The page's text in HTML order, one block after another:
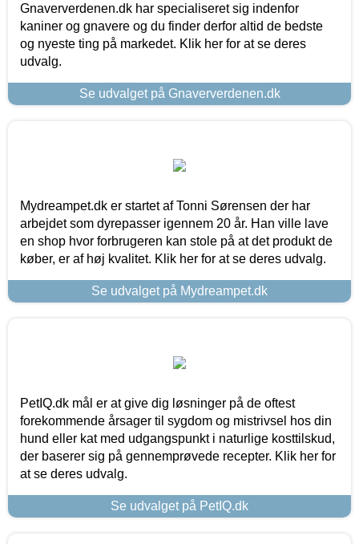
Gnaververdenen.dk har specialiseret sig indenfor
kaniner og gnavere og du finder derfor altid de bedste
og nyeste ting på markedet. Klik her for at se deres
udvalg.
Se udvalget på Gnaververdenen.dk
Mydreampet.dk er startet af Tonni Sørensen der har
arbejdet som dyrepasser igennem 20 år. Han ville lave
en shop hvor forbrugeren kan stole på at det produkt de
køber, er af høj kvalitet. Klik her for at se deres udvalg.
Se udvalget på Mydreampet.dk
PetIQ.dk mål er at give dig løsninger på de oftest
forekommende årsager til sygdom og mistrivsel hos din
hund eller kat med udgangspunkt i naturlige kosttilskud,
der baserer sig på gennemprøvede recepter. Klik her for
at se deres udvalg.
Se udvalget på PetIQ.dk